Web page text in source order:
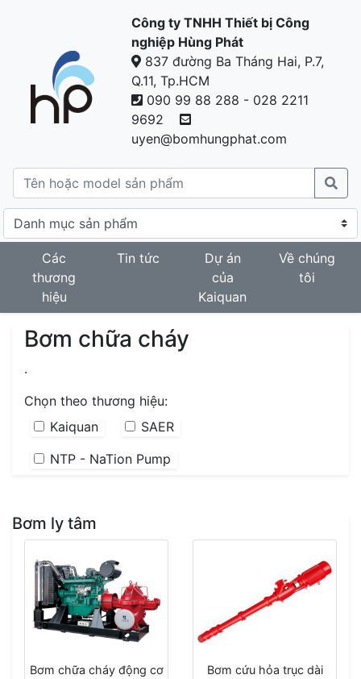
Công ty TNHH Thiết bị Công
nghiệp Hùng Phát
837 đường Ba Tháng Hai, P.7,
Q.11, Tp.HCM
090 99 88 288 - 028 2211
9692
uyen@bomhungphat.com
Các
thương
hiệu
Tin tức
Dự án
của
Kaiquan
Về chúng
tôi
Bơm chữa cháy
.
Chọn theo thương hiệu:
Kaiquan
SAER
NTP - NaTion Pump
Bơm ly tâm
Bơm chữa cháy động cơ
Bơm cứu hỏa trục dài